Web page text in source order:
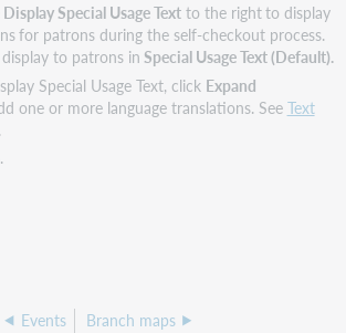
Display Special Usage Textto the rightto display
for patrons during the self-checkout process.
to patrons in Special Usage Text (Default).
Special Usage Text, click Expand
one or more language translations. See Text
.
Events Branch maps